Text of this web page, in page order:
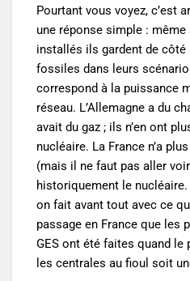
Pourtant vous voyez, c’est
une réponse simple : même
installés ils gardent de côté
fossiles dans leurs
correspond à la puissance
réseau. L’Allemagne a du
avait du gaz ; ils n’en ont
nucléaire. La France n’a
(mais il ne faut pas aller
historiquement le nucléaire.
on fait avant tout avec ce
passage en France que les
GES ont été faites quand le
les centrales au fioul soit